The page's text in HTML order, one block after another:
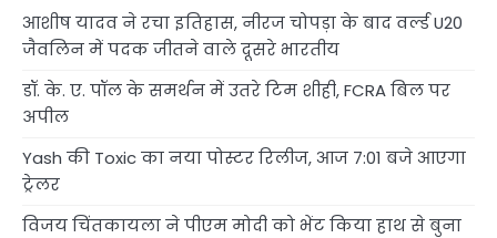
आशीष यादव ने रचा इतिहास, नीरज चोपड़ा के बाद वर्ल्ड U20
जैवलिन में पदक जीतने वाले दूसरे भारतीय
डॉ. के. ए. पॉल के समर्थन में उतरे टिम शीही, FCRA बिल पर
अपील
Yash की Toxic का नया पोस्टर रिलीज, आज 7:01 बजे आएगा
ट्रेलर
विजय चिंतकायला ने पीएम मोदी को भेंट किया हाथ से बुना